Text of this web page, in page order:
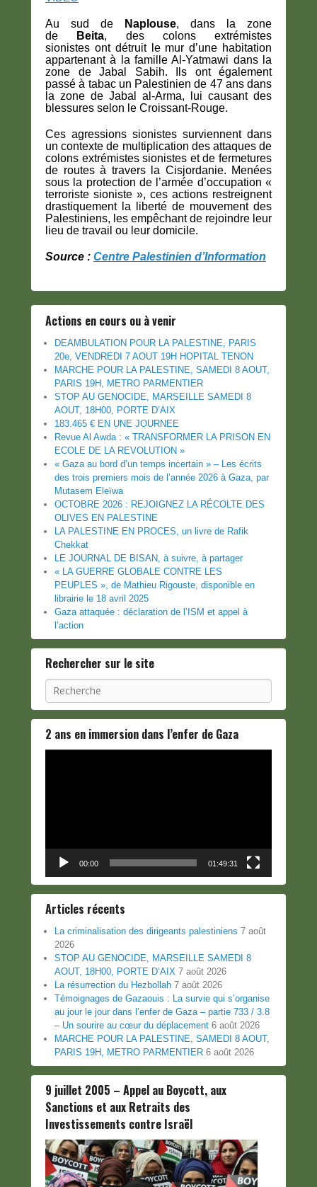
Au sud de Naplouse, dans la zone
de
Beita, des colons extrémistes
sionistes ont détruit le mur d’une habitation
appartenant à la famille Al-Yatmawi dans la
zone de Jabal Sabih. Ils ont également
passé à tabac un Palestinien de 47 ans dans
la zone de Jabal al-Arma, lui causant des
blessures selon le Croissant-Rouge.
Ces agressions sionistes surviennent dans
un contexte de multiplication des attaques de
colons extrémistes sionistes et de fermetures
de routes à travers la Cisjordanie. Menées
sous la protection de l’armée d’occupation «
terroriste sioniste », ces actions restreignent
drastiquement la liberté de mouvement des
Palestiniens, les empêchant de rejoindre leur
lieu de travail ou leur domicile.
Source : Centre Palestinien d’Information
Actions en cours ou à venir
DEAMBULATION POUR LA PALESTINE, PARIS
20e, VENDREDI 7 AOUT 19H HOPITAL TENON
MARCHE POUR LA PALESTINE, SAMEDI 8 AOUT,
PARIS 19H, METRO PARMENTIER
STOP AU GENOCIDE, MARSEILLE SAMEDI 8
AOUT, 18H00, PORTE D’AIX
183.465 € EN UNE JOURNEE
Revue Al Awda : « TRANSFORMER LA PRISON EN
ECOLE DE LA REVOLUTION »
« Gaza au bord d’un temps incertain » – Les écrits
des trois premiers mois de l’année 2026 à Gaza, par
Mutasem Eleïwa
OCTOBRE 2026 : REJOIGNEZ LA RÉCOLTE DES
OLIVES EN PALESTINE
LA PALESTINE EN PROCES, un livre de Rafik
Chekkat
LE JOURNAL DE BISAN, à suivre, à partager
« LA GUERRE GLOBALE CONTRE LES
PEUPLES », de Mathieu Rigouste, disponible en
librairie le 18 avril 2025
Gaza attaquée : déclaration de l’ISM et appel à
l’action
Rechercher sur le site
Recherche
2 ans en immersion dans l’enfer de Gaza
00:00 01:49:31
Articles récents
La criminalisation des dirigeants palestiniens 7 août
2026
STOP AU GENOCIDE, MARSEILLE SAMEDI 8
AOUT, 18H00, PORTE D’AIX 7 août 2026
La résurrection du Hezbollah 7 août 2026
Témoignages de Gazaouis : La survie qui s’organise
au jour le jour dans l’enfer de Gaza – partie 733 / 3.8
– Un sourire au cœur du déplacement 6 août 2026
MARCHE POUR LA PALESTINE, SAMEDI 8 AOUT,
PARIS 19H, METRO PARMENTIER 6 août 2026
9 juillet 2005 – Appel au Boycott, aux
Sanctions et aux Retraits des
Investissements contre Israël